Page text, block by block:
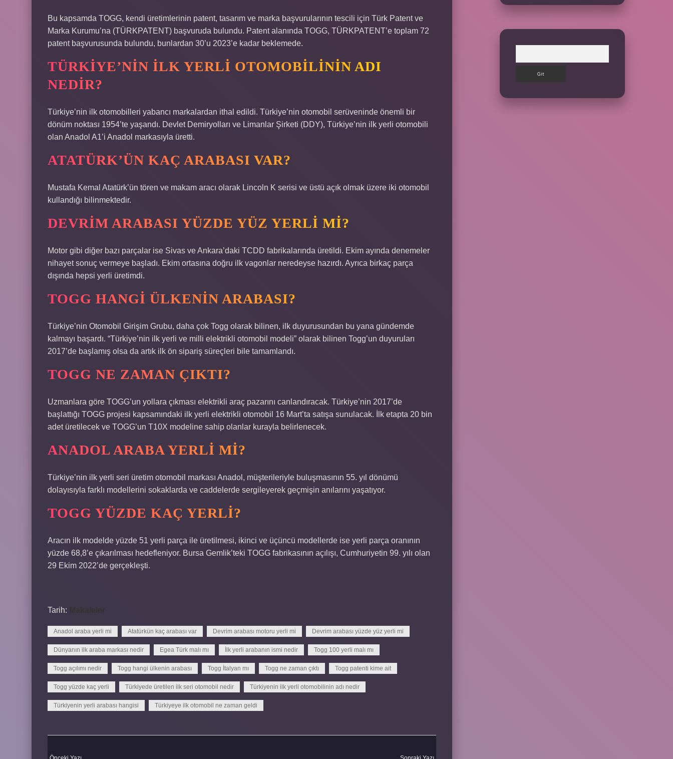
Bu kapsamda TOGG, kendi üretimlerinin patent, tasarım ve marka başvurularının tescili için Türk Patent ve
Marka Kurumu’na (TÜRKPATENT) başvuruda bulundu. Patent alanında TOGG, TÜRKPATENT’e toplam 72
patent başvurusunda bulundu, bunlardan 30’u 2023’e kadar beklemede.
TÜRKIYE’NIN ILK YERLI OTOMOBILININ ADI
NEDIR?
Türkiye’nin ilk otomobilleri yabancı markalardan ithal edildi. Türkiye’nin otomobil serüveninde önemli bir
dönüm noktası 1954’te yaşandı. Devlet Demiryolları ve Limanlar Şirketi (DDY), Türkiye’nin ilk yerli otomobili
olan Anadol A1’i Anadol markasıyla üretti.
ATATÜRK’ÜN KAÇ ARABASI VAR?
Mustafa Kemal Atatürk’ün tören ve makam aracı olarak Lincoln K serisi ve üstü açık olmak üzere iki otomobil
kullandığı bilinmektedir.
DEVRIM ARABASI YÜZDE YÜZ YERLI MI?
Motor gibi diğer bazı parçalar ise Sivas ve Ankara’daki TCDD fabrikalarında üretildi. Ekim ayında denemeler
nihayet sonuç vermeye başladı. Ekim ortasına doğru ilk vagonlar neredeyse hazırdı. Ayrıca birkaç parça
dışında hepsi yerli üretimdi.
TOGG HANGI ÜLKENIN ARABASI?
Türkiye’nin Otomobil Girişim Grubu, daha çok Togg olarak bilinen, ilk duyurusundan bu yana gündemde
kalmayı başardı. “Türkiye’nin ilk yerli ve milli elektrikli otomobil modeli” olarak bilinen Togg’un duyuruları
2017’de başlamış olsa da artık ilk ön sipariş süreçleri bile tamamlandı.
TOGG NE ZAMAN ÇIKTI?
Uzmanlara göre TOGG’un yollara çıkması elektrikli araç pazarını canlandıracak. Türkiye’nin 2017’de
başlattığı TOGG projesi kapsamındaki ilk yerli elektrikli otomobil 16 Mart’ta satışa sunulacak. İlk etapta 20 bin
adet üretilecek ve TOGG’un T10X modeline sahip olanlar kurayla belirlenecek.
ANADOL ARABA YERLI MI?
Türkiye’nin ilk yerli seri üretim otomobil markası Anadol, müşterileriyle buluşmasının 55. yıl dönümü
dolayısıyla farklı modellerini sokaklarda ve caddelerde sergileyerek geçmişin anılarını yaşatıyor.
TOGG YÜZDE KAÇ YERLI?
Aracın ilk modelde yüzde 51 yerli parça ile üretilmesi, ikinci ve üçüncü modellerde ise yerli parça oranının
yüzde 68,8’e çıkarılması hedefleniyor. Bursa Gemlik’teki TOGG fabrikasının açılışı, Cumhuriyetin 99. yılı olan
29 Ekim 2022’de gerçekleşti.
Tarih: Makaleler
Anadol araba yerli mi Atatürkün kaç arabası var Devrim arabası motoru yerli mi Devrim arabası yüzde yüz yerli mi
Dünyanın ilk araba markası nedir Egea Türk malı mı İlk yerli arabanın ismi nedir Togg 100 yerli malı mı
Togg açılımı nedir Togg hangi ülkenin arabası Togg İtalyan mı Togg ne zaman çıktı Togg patenti kime ait
Togg yüzde kaç yerli Türkiyede üretilen ilk seri otomobil nedir Türkiyenin ilk yerli otomobilinin adı nedir
Türkiyenin yerli arabası hangisi Türkiyeye ilk otomobil ne zaman geldi